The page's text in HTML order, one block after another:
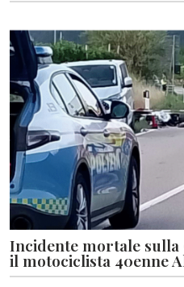
Incidente mortale sulla
il motociclista 40enne